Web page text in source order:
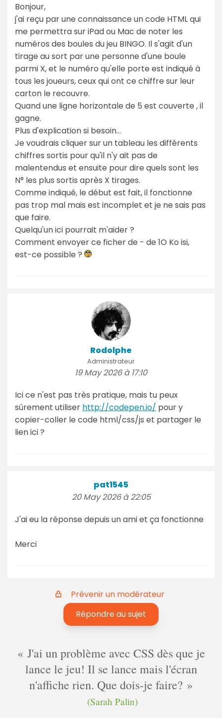
Bonjour,
j'ai reçu par une connaissance un code HTML qui
me permettra sur iPad ou Mac de noter les
numéros des boules du jeu BINGO. Il s'agit d'un
tirage au sort par une personne d'une boule
parmi X, et le numéro qu'elle porte est indiqué à
tous les joueurs, ceux qui ont ce chiffre sur leur
carton le recouvre.
Quand une ligne horizontale de 5 est couverte , il
gagne.
Plus d'explication si besoin...
Je voudrais cliquer sur un tableau les différents
chiffres sortis pour qu'il n'y ait pas de
malentendus et ensuite pour dire quels sont les
N° les plus sortis après X tirages.
Comme indiqué, le début est fait, il fonctionne
pas trop mal mais est incomplet et je ne sais pas
que faire.
Quelqu'un ici pourrait m'aider ?
Comment envoyer ce ficher de - de 1O Ko isi,
est-ce possible ?
Rodolphe
Administrateur
19 May 2026 à 17:10
Ici ce n'est pas très pratique, mais tu peux
sûrement utiliser http://codepen.io/ pour y
copier-coller le code html/css/js et partager le
lien ici ?
pat1545
20 May 2026 à 22:05
J'ai eu la réponse depuis un ami et ça fonctionne
Merci
Prévenir un modérateur
Répondre au sujet
J'ai un problème avec CSS dès que je
lance le jeu! Il se lance mais l'écran
n'affiche rien. Que dois-je faire?
(Sarah Palin)